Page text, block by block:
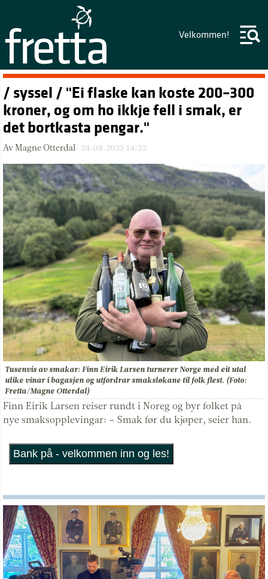
Velkommen!
/ syssel / "Ei flaske kan koste 200–300
kroner, og om ho ikkje fell i smak, er
det bortkasta pengar."
Av Magne Otterdal 24.08.2025 14:52
Tusenvis av smakar: Finn Eirik Larsen turnerer Norge med eit utal
ulike vinar i bagasjen og utfordrar smaksløkane til folk flest. (Foto:
Fretta/Magne Otterdal)
Finn Eirik Larsen reiser rundt i Noreg og byr folket på
nye smaksopplevingar: – Smak før du kjøper, seier han.